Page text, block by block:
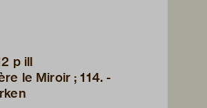
p ill
le Miroir ; 114. -